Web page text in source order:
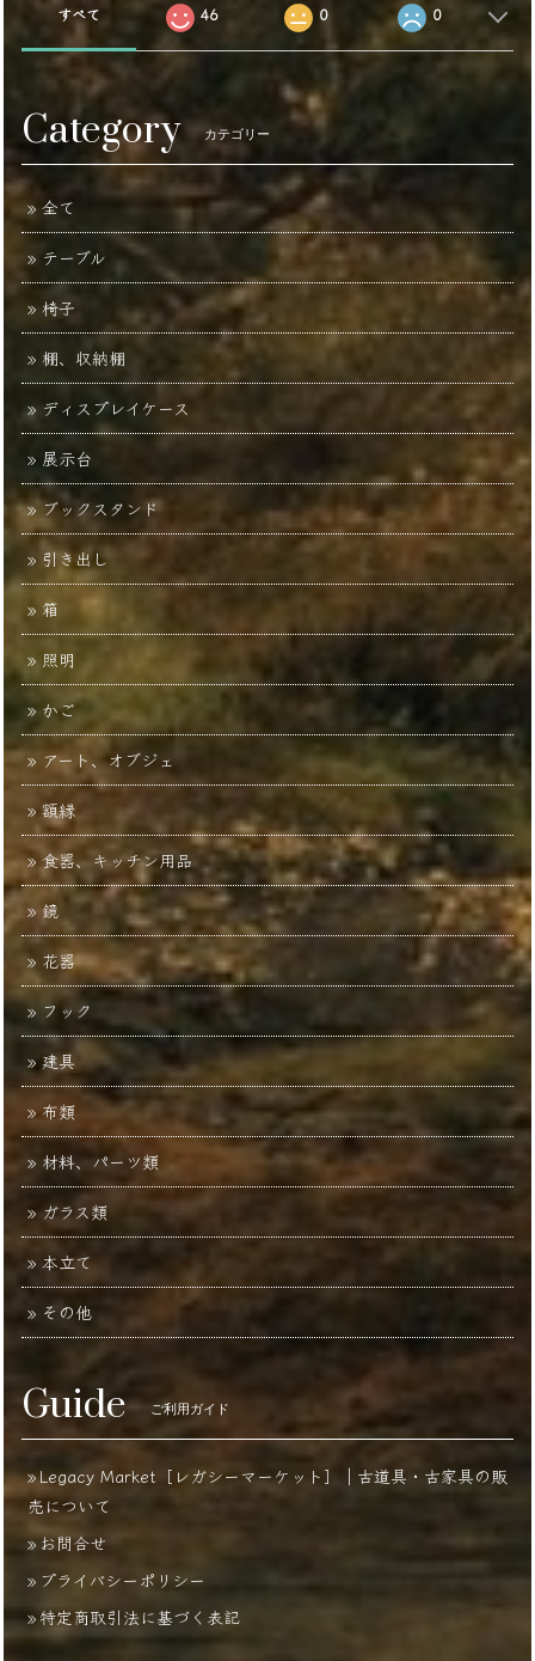
すべて 46 0 0
Category カテゴリー
全て
テーブル
椅子
棚、収納棚
ディスプレイケース
展示台
ブックスタンド
引き出し
箱
照明
かご
アート、オブジェ
額縁
食器、キッチン用品
鏡
花器
フック
建具
布類
材料、パーツ類
ガラス類
本立て
その他
Guide ご利用ガイド
Legacy Market［レガシーマーケット］｜古道具・古家具の販
売について
お問合せ
プライバシーポリシー
特定商取引法に基づく表記